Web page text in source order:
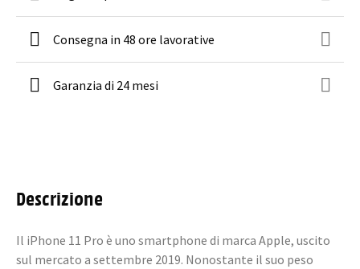
Consegna in 48 ore lavorative
Garanzia di 24 mesi
Descrizione
Il iPhone 11 Pro è uno smartphone di marca Apple, uscito
sul mercato a settembre 2019. Nonostante il suo peso